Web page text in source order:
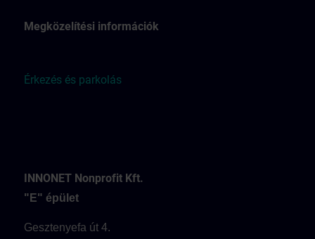
Megközelítési információk
Érkezés és parkolás
INNONET Nonprofit Kft.
"E" épület
Gesztenyefa út 4.